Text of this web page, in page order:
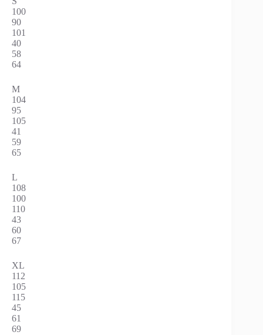
100
90
101
40
58
64
M
104
95
105
41
59
65
L
108
100
110
43
60
67
XL
112
105
115
45
61
69